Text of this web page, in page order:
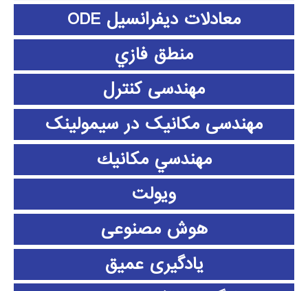
معادلات دیفرانسیل ODE
منطق فازي
مهندسی کنترل
مهندسی مکانیک در سیمولینک
مهندسي مكانيك
ویولت
هوش مصنوعی
یادگیری عمیق